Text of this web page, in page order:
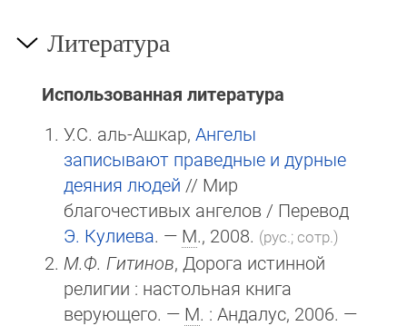
Литература
Использованная литература
У.С. аль-Ашкар, Ангелы
записывают праведные и дурные
деяния людей // Мир
благочестивых ангелов / Перевод
Э. Кулиева. — М., 2008. (рус.; сотр.)
М.Ф. Гитинов, Дорога истинной
религии : настольная книга
верующего. — М. : Андалус, 2006. —